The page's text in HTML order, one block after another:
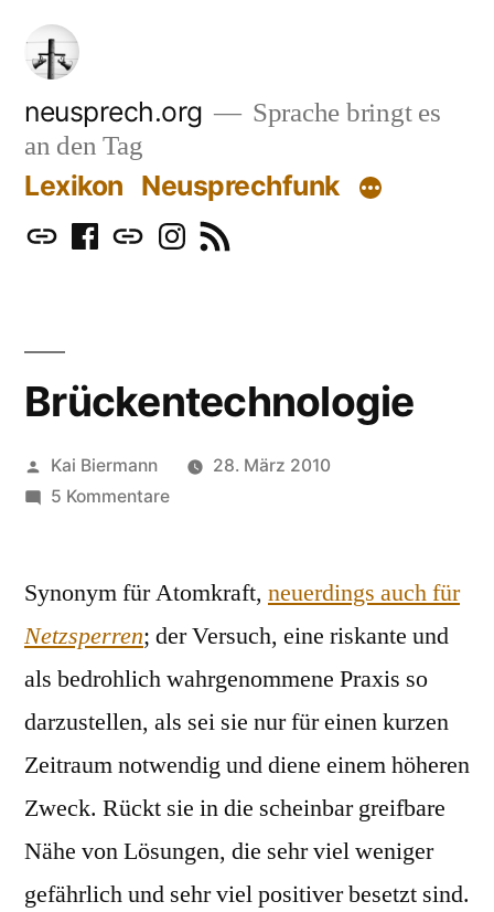
Zum
Inhalt
springen
neusprech.org
Sprache bringt es
an den Tag
Lexikon Neusprechfunk
MastodonFacebook
BlueskyInstagram
RSS
Brückentechnologie
Veröffentlicht
von
Kai Biermann
28. März 2010
5 Kommentarezu
Synonym für Atomkraft, neuerdings auch für
Netzsperren; der Versuch, eine riskante und
als bedrohlich wahrgenommene Praxis so
darzustellen, als sei sie nur für einen kurzen
Zeitraum notwendig und diene einem höheren
Zweck. Rückt sie in die scheinbar greifbare
Nähe von Lösungen, die sehr viel weniger
gefährlich und sehr viel positiver besetzt sind.